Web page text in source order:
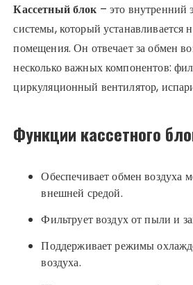
Кассетный блок – это внутренний
системы, который устанавливается
помещения. Он отвечает за обмен
несколько важных компонентов:
циркуляционный вентилятор,
Функции кассетного
Обеспечивает обмен воздуха
внешней средой.
Фильтрует воздух от пыли и
Поддерживает режимы
воздуха.